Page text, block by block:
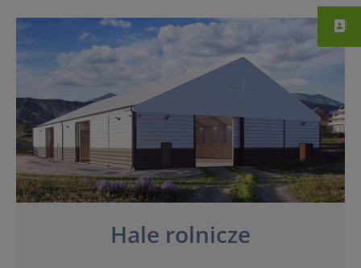
Hale rolnicze